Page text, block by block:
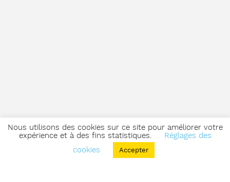
Nous utilisons des cookies sur ce site pour améliorer votre
expérience et à des fins statistiques.
Réglages des
cookies
Accepter